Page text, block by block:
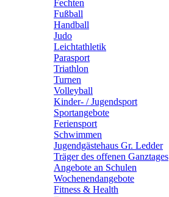
Fechten
Fußball
Handball
Judo
Leichtathletik
Parasport
Triathlon
Turnen
Volleyball
Kinder- / Jugendsport
Sportangebote
Feriensport
Schwimmen
Jugendgästehaus Gr. Ledder
Träger des offenen Ganztages
Angebote an Schulen
Wochenendangebote
Fitness & Health